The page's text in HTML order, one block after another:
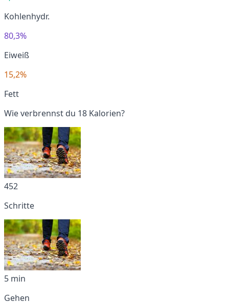
Kohlenhydr.
80,3%
Eiweiß
15,2%
Fett
Wie verbrennst du 18 Kalorien?
452
Schritte
5 min
Gehen